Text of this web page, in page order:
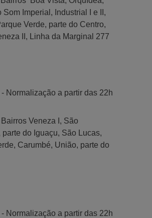
Som Imperial, Industrial I e II,
Verde, parte do Centro,
II, Linha da Marginal 277
Normalização a partir das 22h
Bairros Veneza I, São
parte do Iguaçu, São Lucas,
Carumbé, União, parte do
Normalização a partir das 22h